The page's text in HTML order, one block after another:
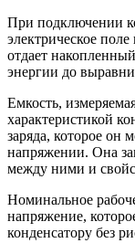
При подключении
электрическое
отдает
энергии до
Емкость,
характеристикой
заряда, которое он
напряжении. Она
между ними и
Номинальное
напряжение,
конденсатору без